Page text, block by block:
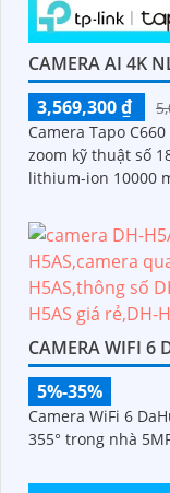
CAMERA AI 4K
3,569,300 ₫
Camera Tapo
zoom kỹ thuật số
lithium-ion 10000
CAMERA WIFI 6
5%-35%
Camera WiFi 6
355° trong nhà